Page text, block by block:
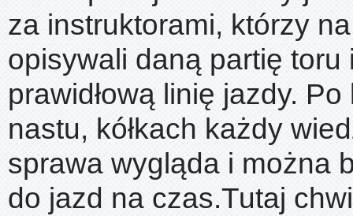
za instruktorami, którzy
opisywali daną partię toru
prawidłową linię jazdy.
nastu, kółkach każdy
sprawa wygląda i można
do jazd na czas.Tutaj